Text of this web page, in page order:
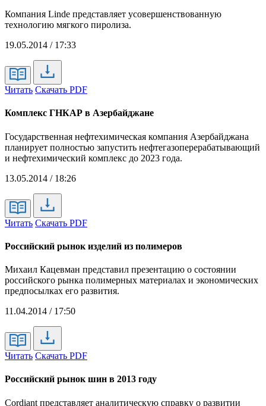
Компания Linde представляет усовершенствованную
технологию мягкого пиролиза.
19.05.2014 / 17:33
Читать Скачать PDF
Комплекс ГНКАР в Азербайджане
Государственная нефтехимическая компания Азербайджана
планирует полностью запустить нефтегазоперерабатывающий
и нефтехимический комплекс до 2023 года.
13.05.2014 / 18:26
Читать Скачать PDF
Российский рынок изделий из полимеров
Михаил Кацевман представил презентацию о состоянии
российского рынка полимерных материалах и экономических
предпосылках его развития.
11.04.2014 / 17:50
Читать Скачать PDF
Российский рынок шин в 2013 году
Cordiant представляет аналитическую справку о развитии